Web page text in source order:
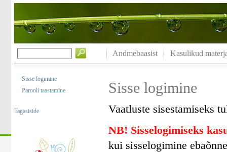
Andmebaasist Kasulikud
Sisse logimine
Parooli taastamine
Tagasiside
Sisse logimine
Vaatluste sisestamiseks
NB! Sisselogimiseks
kui sisselogimine